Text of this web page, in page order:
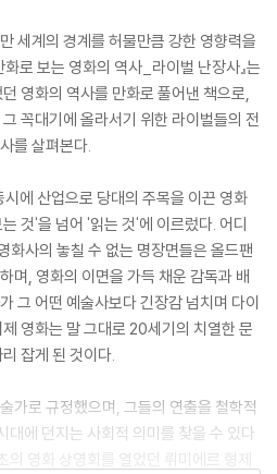
세계의 경계를 허물만큼 강한 영향력을
로 보는 영화의 역사_라이벌 난장사』는
영화의 역사를 만화로 풀어낸 책으로,
꼭대기에 올라서기 위한 라이벌들의 전
를 살펴본다.
에 산업으로 당대의 주목을 이끈 영화
것'을 넘어 '읽는 것'에 이르렀다. 어디
화사의 놓칠 수 없는 명장면들은 올드팬
며, 영화의 이면을 가득 채운 감독과 배
그 어떤 예술사보다 긴장감 넘치며 다이
영화는 말 그대로 20세기의 치열한 문
잡게 된 것이다.
가로 규정했으며, 그들의 연출을 철학적
대에 던지는 사회적 의미를 찾을 수 있다
의 영화 상영회를 열었던 뤼미에르 형제